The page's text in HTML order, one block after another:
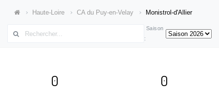
Haute-Loire CA du Puy-en-Velay Monistrol-d'Allier
Saison
:
0 0